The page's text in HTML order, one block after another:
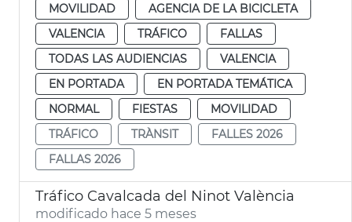
MOVILIDAD
AGENCIA DE LA BICICLETA
VALENCIA
TRÁFICO
FALLAS
TODAS LAS AUDIENCIAS
VALENCIA
EN PORTADA
EN PORTADA TEMÁTICA
NORMAL
FIESTAS
MOVILIDAD
TRÁFICO
TRÀNSIT
FALLES 2026
FALLAS 2026
Tráfico Cavalcada del Ninot València
modificado hace 5 meses